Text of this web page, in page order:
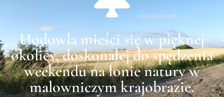
Hodowla mieści się w pięknej
okolicy, doskonałej do spędzenia
weekendu na łonie natury w
malowniczym krajobrazie.